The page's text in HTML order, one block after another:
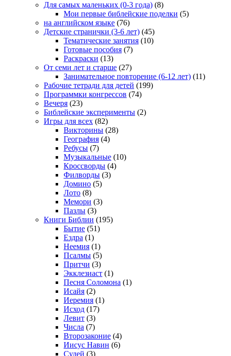
Для самых маленьких (0-3 года) (8)
Мои первые библейские поделки (5)
на английском языке (76)
Детские странички (3-6 лет) (45)
Тематические занятия (10)
Готовые пособия (7)
Раскраски (13)
От семи лет и старше (27)
Занимательное повторение (6-12 лет) (11)
Рабочие тетради для детей (199)
Программки конгрессов (74)
Вечеря (23)
Библейские эксперименты (2)
Игры для всех (82)
Викторины (28)
География (4)
Ребусы (7)
Музыкальные (10)
Кроссворды (4)
Филворды (3)
Домино (5)
Лото (8)
Мемори (3)
Пазлы (3)
Книги Библии (195)
Бытие (51)
Ездра (1)
Неемия (1)
Псалмы (5)
Притчи (3)
Экклезиаст (1)
Песня Соломона (1)
Исайя (2)
Иеремия (1)
Исход (17)
Левит (3)
Числа (7)
Второзаконие (4)
Иисус Навин (6)
Судей (3)